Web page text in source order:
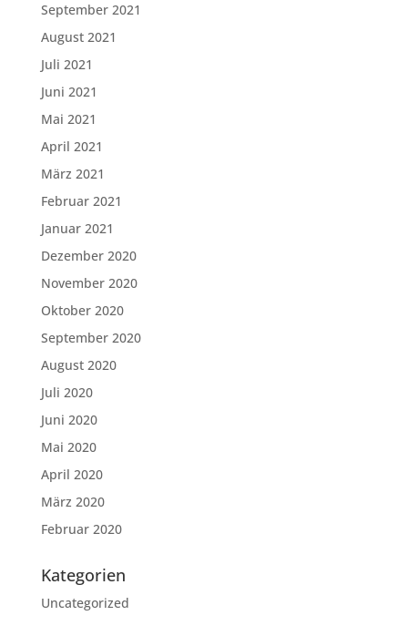
September 2021
August 2021
Juli 2021
Juni 2021
Mai 2021
April 2021
März 2021
Februar 2021
Januar 2021
Dezember 2020
November 2020
Oktober 2020
September 2020
August 2020
Juli 2020
Juni 2020
Mai 2020
April 2020
März 2020
Februar 2020
Kategorien
Uncategorized